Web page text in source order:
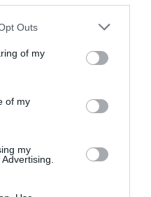
uses one or more Google
You may click to
its third-party tags to
purposes in below Google
Outs
of my
of my
my